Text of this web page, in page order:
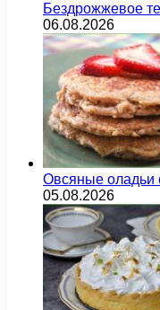
Бездрожжевое
06.08.2026
Овсяные оладьи
05.08.2026